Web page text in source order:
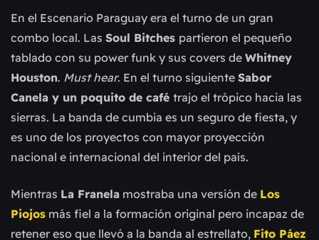
En el Escenario Paraguay era el turno de un gran
combo local. Las Soul Bitches partieron el pequeño
tablado con su power funk y sus covers de Whitney
Houston. Must hear. En el turno siguiente Sabor
Canela y un poquito de café trajo el trópico hacia las
sierras. La banda de cumbia es un seguro de fiesta, y
es uno de los proyectos con mayor proyección
nacional e internacional del interior del país.
Mientras La Franela mostraba una versión de Los
Piojos más fiel a la formación original pero incapaz de
retener eso que llevó a la banda al estrellato, Fito Páez